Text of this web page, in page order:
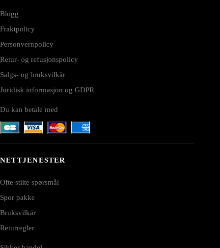
Blogg
Fraktpolicy
Personvernpolicy
Retur- og refusjonspolicy
Salgs- og bruksvilkår
Juridisk informasjon og GDPR
Du kan betale med
NETTJENESTER
Ofte stilte spørsmål
Spor pakke
Bruksvilkår
Returregler